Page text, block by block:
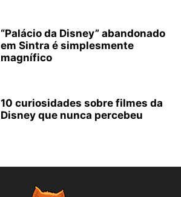
“Palácio da Disney” abandonado
em Sintra é simplesmente
magnífico
10 curiosidades sobre filmes da
Disney que nunca percebeu